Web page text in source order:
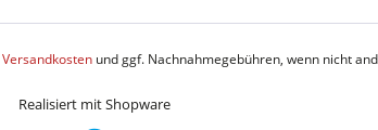
Versandkostenund ggf. Nachnahmegebühren, wenn nicht
Realisiert mit Shopware